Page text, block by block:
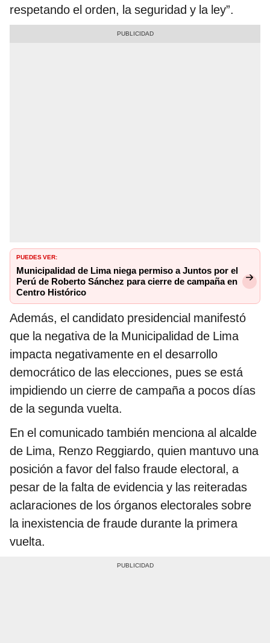
respetando el orden, la seguridad y la ley”.
PUEDES VER:
Municipalidad de Lima niega permiso a Juntos por el
Perú de Roberto Sánchez para cierre de campaña en
Centro Histórico
Además, el candidato presidencial manifestó
que la negativa de la Municipalidad de Lima
impacta negativamente en el desarrollo
democrático de las elecciones, pues se está
impidiendo un cierre de campaña a pocos días
de la segunda vuelta.
En el comunicado también menciona al alcalde
de Lima, Renzo Reggiardo, quien mantuvo una
posición a favor del falso fraude electoral, a
pesar de la falta de evidencia y las reiteradas
aclaraciones de los órganos electorales sobre
la inexistencia de fraude durante la primera
vuelta.